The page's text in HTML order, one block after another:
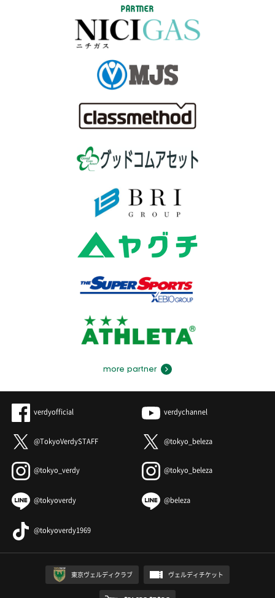
PARTNER
more partner
verdyofficial verdychannel
@TokyoVerdySTAFF @tokyo_beleza
@tokyo_verdy @tokyo_beleza
@tokyoverdy @beleza
@tokyoverdy1969
東京ヴェルディクラブ ヴェルディチケット